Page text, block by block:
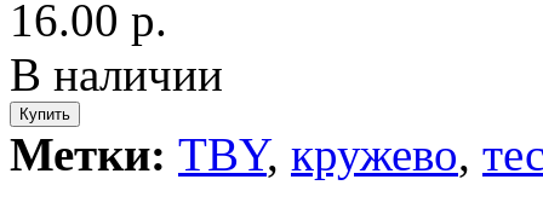
16.00 р.
В наличии
Метки: TBY, кружево,